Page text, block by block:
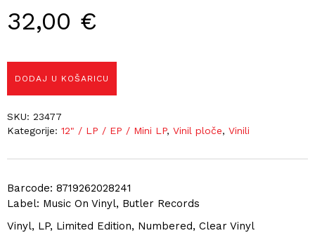
32,00 €
Barcode: 8719262028241
Label: Music On Vinyl, Butler Records
Vinyl, LP, Limited Edition, Numbered, Clear Vinyl
DODAJ U KOŠARICU
SKU: 23477
Kategorije: 12" / LP / EP / Mini LP, Vinil ploče, Vinili